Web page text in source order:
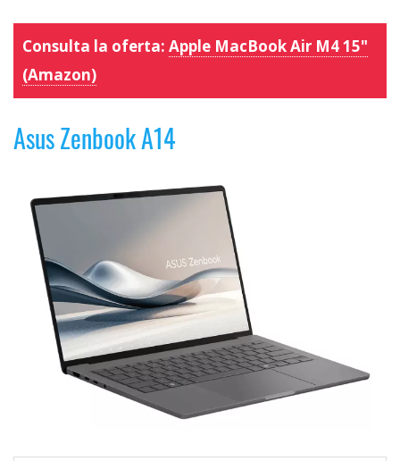
Consulta la oferta: Apple MacBook Air M4 15"
(Amazon)
Asus Zenbook A14